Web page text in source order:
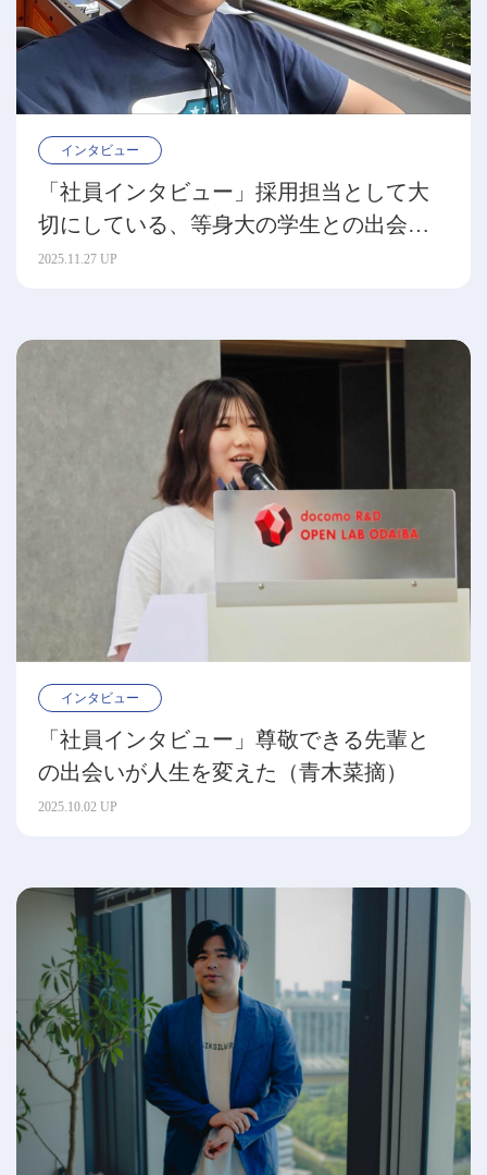
インタビュー
「社員インタビュー」採用担当として大
切にしている、等身大の学生との出会い
（杉本直哉）
2025.11.27 UP
インタビュー
「社員インタビュー」尊敬できる先輩と
の出会いが人生を変えた（青木菜摘）
2025.10.02 UP